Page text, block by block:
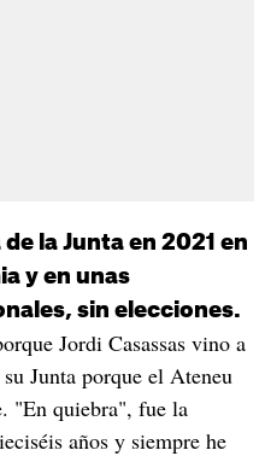
la Junta en 2021 en
y en unas
sin elecciones.
Jordi Casassas vino a
Junta porque el Ateneu
"En quiebra", fue la
años y siempre he